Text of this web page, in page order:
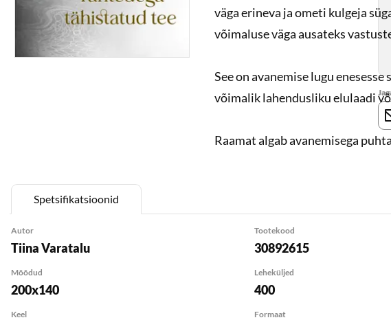
väga erineva ja ometi kulgeja
võimaluse väga ausateks
See on avanemise lugu
võimalik lahendusliku elulaadi
Raamat algab avanemisega
“Tähtedega tähistatud tee” on
Spetsifikatsioonid
Autor
Tiina Varatalu
Tootekood
30892615
Mõõdud
200x140
Leheküljed
400
Keel Formaat